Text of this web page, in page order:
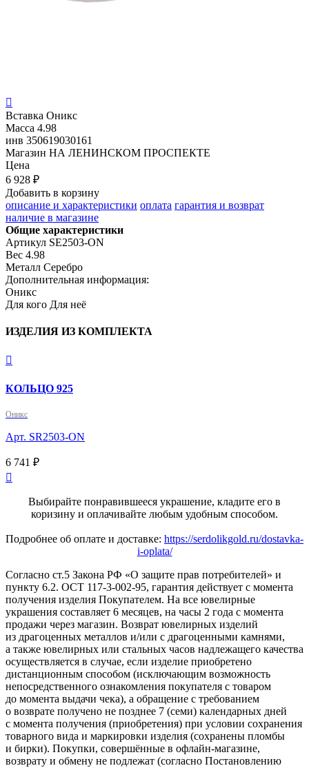

Вставка Оникс
Масса 4.98
инв 350619030161
Магазин НА ЛЕНИНСКОМ ПРОСПЕКТЕ
Цена
6 928 ₽
Добавить в корзину
описание и характеристики оплата гарантия и возврат
наличие в магазине
Общие характеристики
Артикул SE2503-ON
Вес 4.98
Металл Серебро
Дополнительная информация:
Оникс
Для кого Для неё
ИЗДЕЛИЯ ИЗ КОМПЛЕКТА

КОЛЬЦО 925
Оникс
Арт. SR2503-ON
6 741 ₽

Выбирайте понравившееся украшение, кладите его в
коризину и оплачивайте любым удобным способом.
Подробнее об оплате и доставке: https://serdolikgold.ru/dostavka-
i-oplata/
Согласно ст.5 Закона РФ «О защите прав потребителей» и
пункту 6.2. ОСТ 117-3-002-95, гарантия действует с момента
получения изделия Покупателем. На все ювелирные
украшения составляет 6 месяцев, на часы 2 года с момента
продажи через магазин. Возврат ювелирных изделий
из драгоценных металлов и/или с драгоценными камнями,
а также ювелирных или стальных часов надлежащего качества
осуществляется в случае, если изделие приобретено
дистанционным способом (исключающим возможность
непосредственного ознакомления покупателя с товаром
до момента выдачи чека), а обращение с требованием
о возврате получено не позднее 7 (семи) календарных дней
с момента получения (приобретения) при условии сохранения
товарного вида и маркировки изделия (сохранены пломбы
и бирки). Покупки, совершённые в офлайн-магазине,
возврату и обмену не подлежат (согласно Постановлению